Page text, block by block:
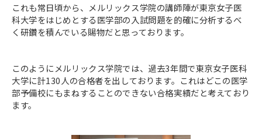
これも常日頃から、メルリックス学院の講師陣が東京女子医
科大学をはじめとする医学部の入試問題を的確に分析するべ
く研鑽を積んでいる賜物だと思っております。
このようにメルリックス学院では、過去3年間で東京女子医科
大学に計130人の合格者を出しております。これはどこの医学
部予備校にもまねすることのできない合格実績だと考えており
ます。